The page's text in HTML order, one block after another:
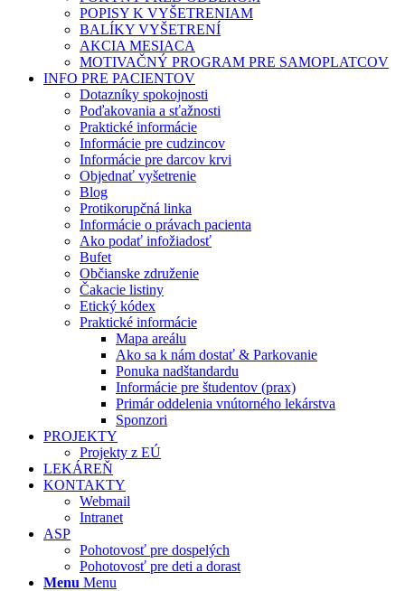
POPISY K VYŠETRENIAM
BALÍKY VYŠETRENÍ
AKCIA MESIACA
MOTIVAČNÝ PROGRAM PRE SAMOPLATCOV
INFO PRE PACIENTOV
Dotazníky spokojnosti
Poďakovania a sťažnosti
Praktické informácie
Informácie pre cudzincov
Informácie pre darcov krvi
Objednať vyšetrenie
Blog
Protikorupčná linka
Informácie o právach pacienta
Ako podať infožiadosť
Bufet
Občianske združenie
Čakacie listiny
Etický kódex
Praktické informácie
Mapa areálu
Ako sa k nám dostať & Parkovanie
Ponuka nadštandardu
Informácie pre študentov (prax)
Primár oddelenia vnútorného lekárstva
Sponzori
PROJEKTY
Projekty z EÚ
LEKÁREŇ
KONTAKTY
Webmail
Intranet
ASP
Pohotovosť pre dospelých
Pohotovosť pre deti a dorast
Menu Menu